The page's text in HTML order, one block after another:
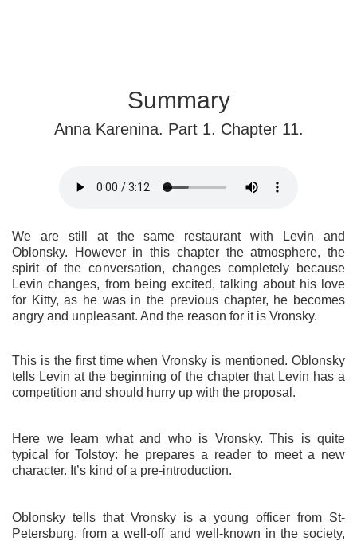
Summary
Anna Karenina. Part 1. Chapter 11.
We are still at the same restaurant with Levin and
Oblonsky. However in this chapter the atmosphere, the
spirit of the conversation, changes completely because
Levin changes, from being excited, talking about his love
for Kitty, as he was in the previous chapter, he becomes
angry and unpleasant. And the reason for it is Vronsky.
This is the first time when Vronsky is mentioned. Oblonsky
tells Levin at the beginning of the chapter that Levin has a
competition and should hurry up with the proposal.
Here we learn what and who is Vronsky. This is quite
typical for Tolstoy: he prepares a reader to meet a new
character. It’s kind of a pre-introduction.
Oblonsky tells that Vronsky is a young officer from St-
Petersburg, from a well-off and well-known in the society,